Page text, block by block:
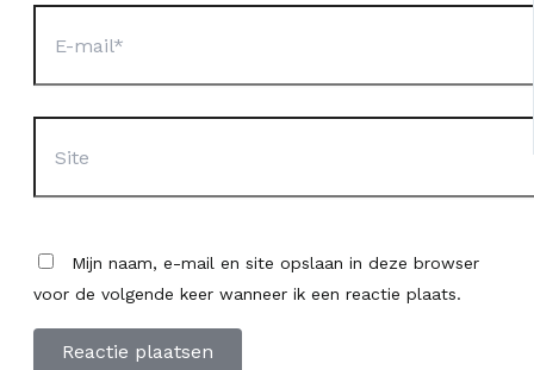
mail*
Mijn naam, e-mail en site opslaan in deze browser
voor de volgende keer wanneer ik een reactie plaats.